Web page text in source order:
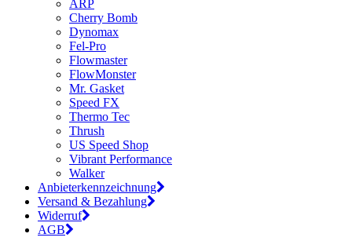
ARP
Cherry Bomb
Dynomax
Fel-Pro
Flowmaster
FlowMonster
Mr. Gasket
Speed FX
Thermo Tec
Thrush
US Speed Shop
Vibrant Performance
Walker
Anbieterkennzeichnung
Versand & Bezahlung
Widerruf
AGB